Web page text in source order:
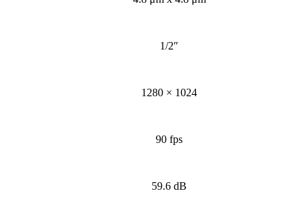
1/2″
1280 × 1024
90 fps
59.6 dB